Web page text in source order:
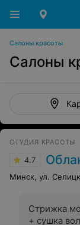
Салоны красоты
Салоны
СТУДИЯ КРАСОТЫ
4.7
Минск, ул.
Стрижка
+ сушка